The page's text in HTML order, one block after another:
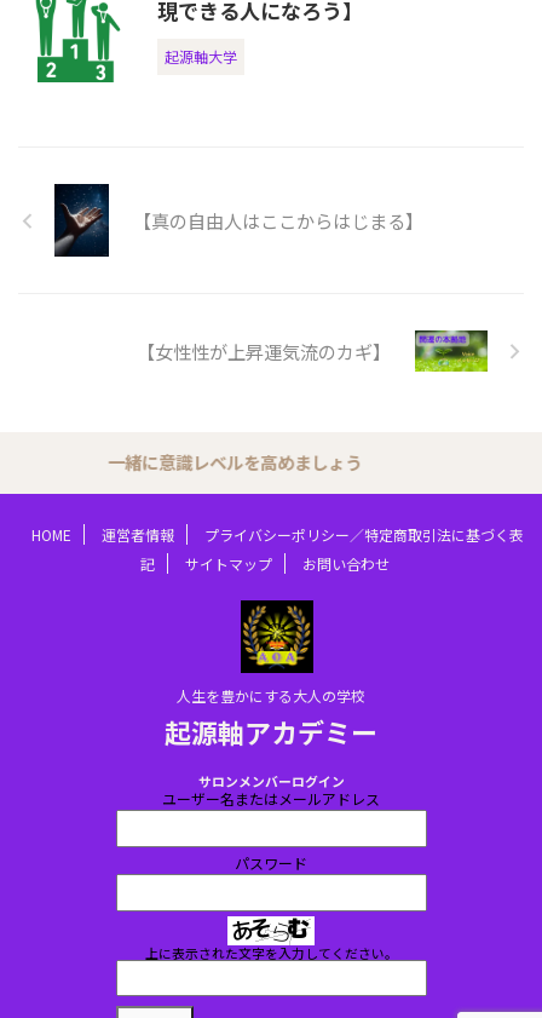
現できる人になろう】
起源軸大学
【真の自由人はここからはじまる】
【女性性が上昇運気流のカギ】
一緒に意識レベルを高めましょう
HOME 運営者情報
プライバシーポリシー／特定商取引法に基づく表
記
サイトマップ お問い合わせ
人生を豊かにする大人の学校
起源軸アカデミー
サロンメンバーログイン
ユーザー名またはメールアドレス
パスワード
上に表示された文字を入力してください。